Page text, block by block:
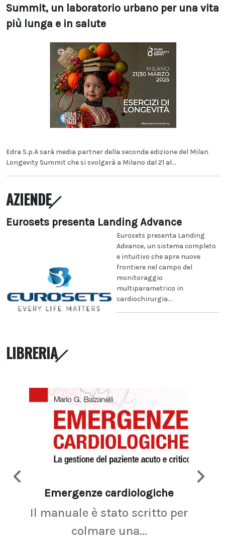
Summit, un laboratorio urbano per una vita
più lunga e in salute
Edra S.p.A sarà media partner della seconda edizione del Milan
Longevity Summit che si svolgerà a Milano dal 21 al...
AZIENDE
Eurosets presenta Landing Advance
Eurosets presenta Landing
Advance, un sistema completo
e intuitivo che apre nuove
frontiere nel campo del
monitoraggio
multiparametrico in
cardiochirurgia...
LIBRERIA
Emergenze cardiologiche
Il manuale è stato scritto per
colmare una...